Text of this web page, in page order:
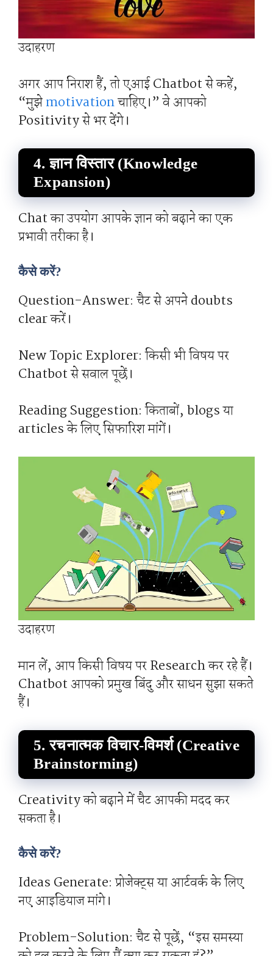
उदाहरण
अगर आप निराश हैं, तो एआई Chatbot से कहें,
“मुझेmotivationचाहिए।” वे आपको
Positivity से भर देंगे।
4. ज्ञान विस्तार (Knowledge
Expansion)
Chat का उपयोग आपके ज्ञान को बढ़ाने का एक
प्रभावी तरीका है।
कैसे करें?
Question-Answer: चैट से अपने doubts
clear करें।
New Topic Explorer: किसी भी विषय पर
Chatbot से सवाल पूछें।
Reading Suggestion: किताबों, blogs या
articles के लिए सिफारिश मांगें।
उदाहरण
मान लें, आप किसी विषय पर Research कर रहे हैं।
Chatbot आपको प्रमुख बिंदु और साधन सुझा सकते
हैं।
5. रचनात्मक विचार-विमर्श (Creative
Brainstorming)
Creativity को बढ़ाने में चैट आपकी मदद कर
सकता है।
कैसे करें?
Ideas Generate: प्रोजेक्ट्स या आर्टवर्क के लिए
नए आइडियाज मांगे।
Problem-Solution: चैट से पूछें, “इस समस्या